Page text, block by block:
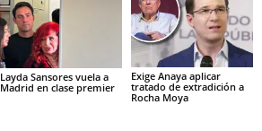
Layda Sansores vuela a
Madrid en clase premier
Exige Anaya aplicar
tratado de extradición a
Rocha Moya